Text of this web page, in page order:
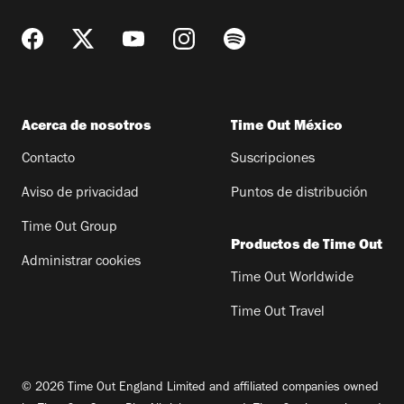
Acerca de nosotros
Contacto
Aviso de privacidad
Time Out Group
Administrar cookies
Time Out México
Suscripciones
Puntos de distribución
Productos de Time Out
Time Out Worldwide
Time Out Travel
© 2026 Time Out England Limited and affiliated companies owned